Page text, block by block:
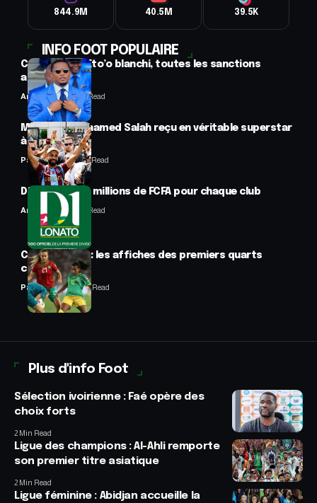
844.9M 40.5M 39.5K
INFO FOOT POPULAIRE
CAF : Samuel Eto’o blanchi, toutes les sanctions
annulées
Anselme AVI2 Min Read
Mercato : Mohamed Salah reçu en véritable superstar
à Trabzon
Panafrofoot1 Min Read
D1 Lonato : 70 millions de FCFA pour chaque club
Anselme AVI 2 Min Read
CAN féminine : les affiches des premiers quarts
connues
Panafrofoot 2 Min Read
Plus d'info Foot
Sélection ivoirienne : Faé opère des
choix forts
2 Min Read
Ligue des champions : Al-Ahli remporte
son premier titre asiatique
2 Min Read
Ligue féminine : Abidjan accueille la